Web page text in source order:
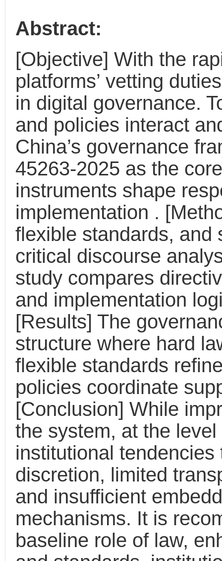
Abstract:
[Objective] With the
platforms’ vetting
in digital governance.
and policies interact
China’s governance
45263-2025 as the
instruments shape
implementation .
flexible standards, and
critical discourse
study compares
and implementation
[Results] The
structure where hard
flexible standards
policies coordinate
[Conclusion] While
the system, at the
institutional
discretion, limited
and insufficient
mechanisms. It is
baseline role of law,